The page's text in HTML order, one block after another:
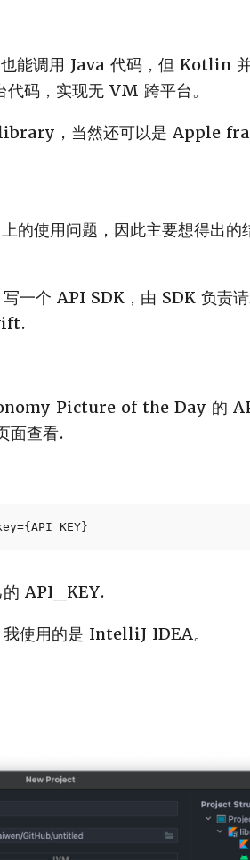
能调用 Java 代码，但 Kotlin
码，实现无 VM 跨平台。
library，当然还可以是 Apple
使用问题，因此主要想得出的
一个 API SDK，由 SDK 负责
Picture of the Day 的
面查看.
的 API_KEY.
使用的是 IntelliJ IDEA。